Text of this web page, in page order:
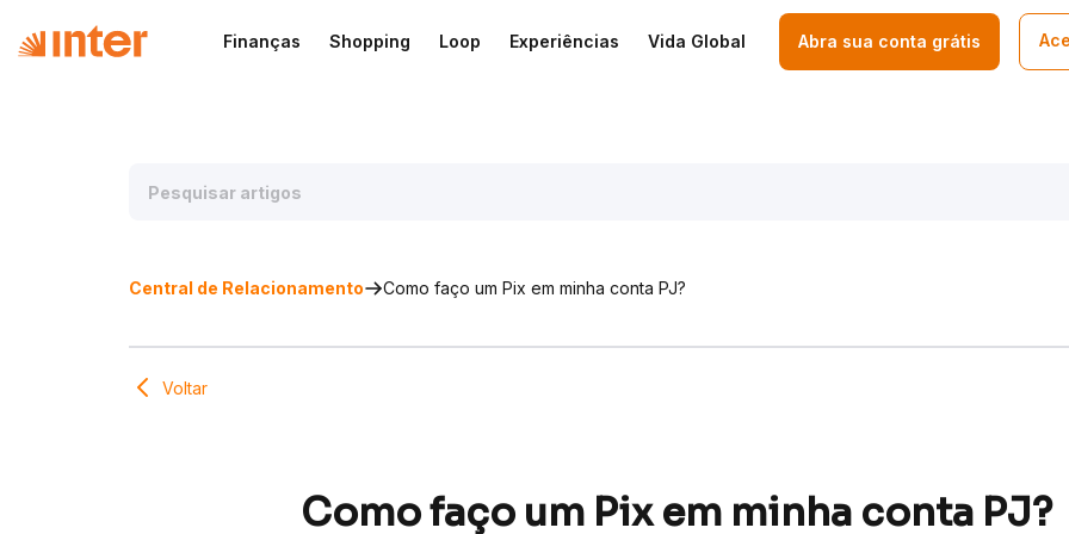
Finanças Shopping Loop Experiências Vida Global Abra sua conta grátis
Central de Relacionamento Como faço um Pix em minha conta PJ?
Voltar
Como faço um Pix em minha conta PJ?